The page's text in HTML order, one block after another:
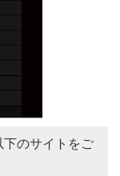
のサイトをご